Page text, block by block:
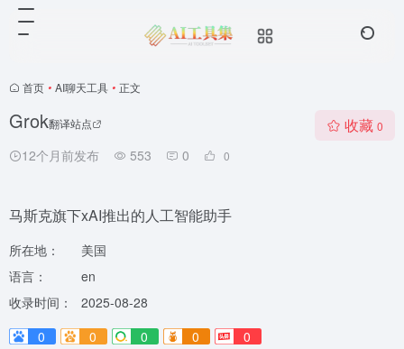
首页 • AI聊天工具 • 正文
Grok翻译站点
12个月前发布 553 0 0
收藏 0
马斯克旗下xAI推出的人工智能助手
所在地：
美国
语言：
en
收录时间：
2025-08-28
0
0 0 0 0